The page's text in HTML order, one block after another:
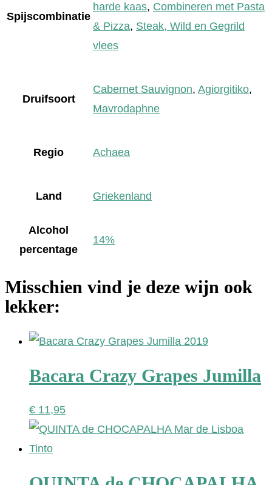
Spijscombinatie
harde kaas, Combineren met Pasta
& Pizza, Steak, Wild en Gegrild
vlees
Druifsoort
Cabernet Sauvignon, Agiorgitiko,
Mavrodaphne
Regio Achaea
Land Griekenland
Alcohol
percentage
14%
Misschien vind je deze wijn ook
lekker:
Bacara Crazy Grapes Jumilla
€ 11,95